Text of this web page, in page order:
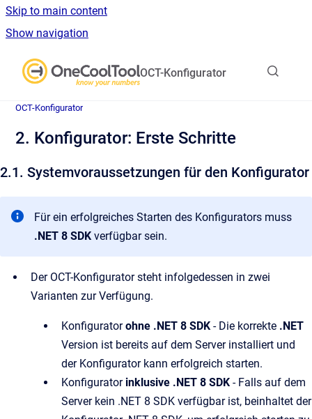
Skip to main content
Show navigation
OCT-Konfigurator
OCT-Konfigurator
2. Konfigurator: Erste Schritte
2.1. Systemvoraussetzungen für den Konfigurator
Für ein erfolgreiches Starten des Konfigurators muss
.NET 8 SDK verfügbar sein.
Der OCT-Konfigurator steht infolgedessen in zwei
Varianten zur Verfügung.
Konfiguratorohne .NET 8 SDK - Die korrekte .NET
Version ist bereits auf dem Server installiert und
der Konfigurator kann erfolgreich starten.
Konfigurator inklusive .NET 8 SDK - Falls auf dem
Server kein .NET 8 SDK verfügbar ist, beinhaltet der